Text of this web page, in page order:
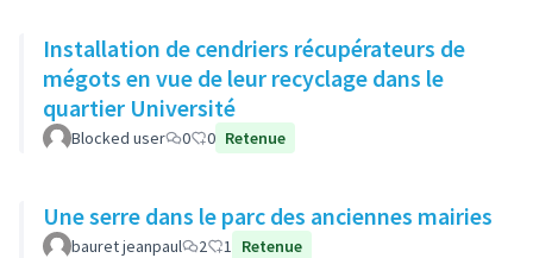
Installation de cendriers récupérateurs de
mégots en vue de leur recyclage dans le
quartier Université
Blocked user 0 0 Retenue
Une serre dans le parc des anciennes mairies
bauret jeanpaul 2 1 Retenue